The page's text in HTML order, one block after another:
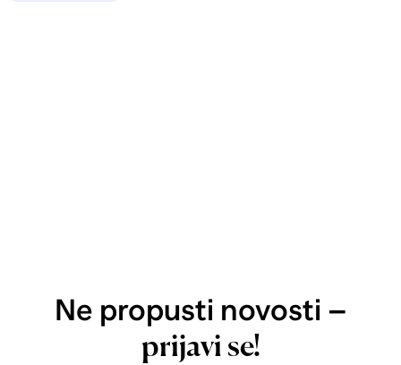
Ne propusti novosti –
prijavi se!